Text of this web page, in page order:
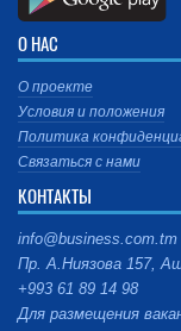
О НАС
О проекте
Условия и положения
Политика
Связаться с нами
КОНТАКТЫ
info@business.com.tm
Пр. А.Ниязова 157,
+993 61 89 14 98
Для размещения